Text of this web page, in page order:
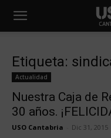
Etiqueta:
Actualidad
Nuestra Caja de
30 años.
USO Cantabria Dic 31, 2015